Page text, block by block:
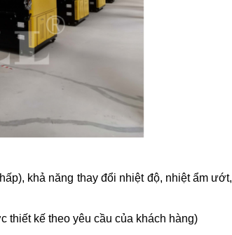
khả năng thay đổi nhiệt độ, nhiệt ẩm ướt,
thiết kế theo yêu cầu của khách hàng)